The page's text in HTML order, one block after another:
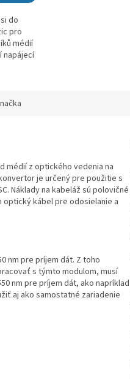
do
pro
médií
napájecí
médií z optického vedenia na
je určený pre použitie s
Náklady na kabeláž sú polovičné
optický kábel pre odosielanie a
nm pre príjem dát. Z toho
s týmto modulom, musí
nm pre príjem dát, ako napríklad
aj ako samostatné zariadenie